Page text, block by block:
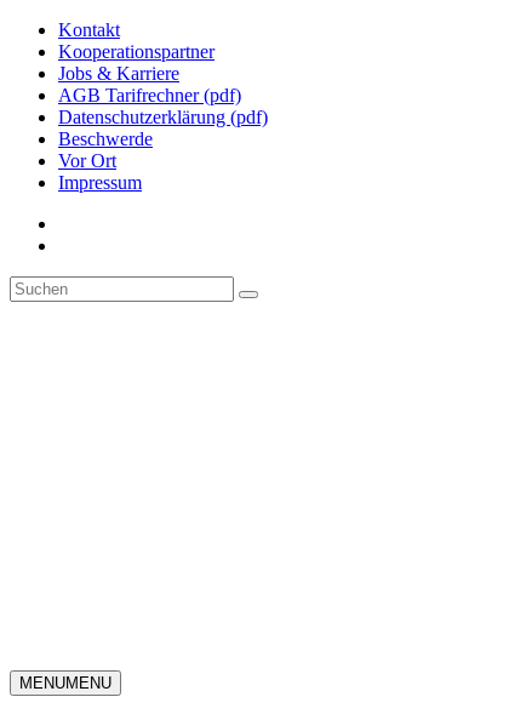
Kontakt
Kooperationspartner
Jobs & Karriere
AGB Tarifrechner (pdf)
Datenschutzerklärung (pdf)
Beschwerde
Vor Ort
Impressum
MENUMENU